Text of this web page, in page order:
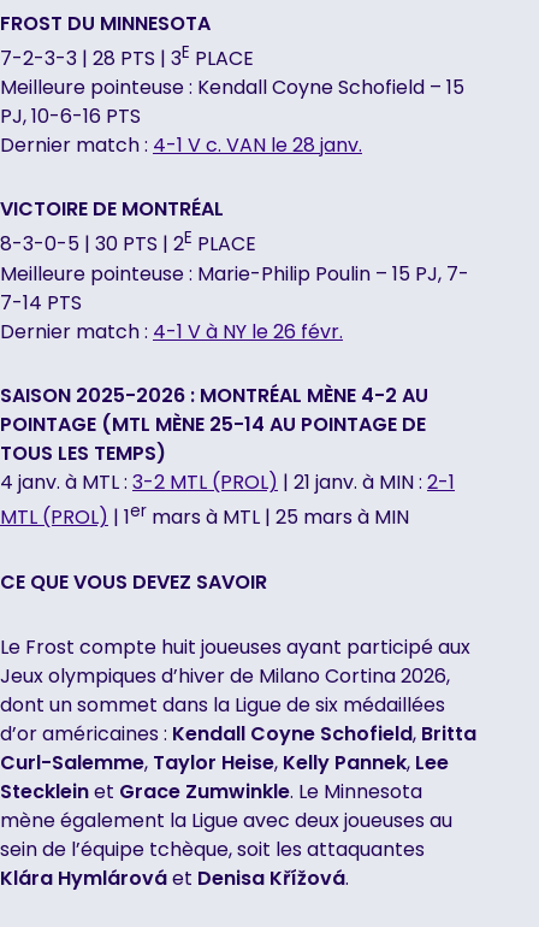
FROST DU MINNESOTA
7-2-3-3 | 28 PTS | 3E PLACE
Meilleure pointeuse : Kendall Coyne Schofield – 15
PJ, 10-6-16 PTS
Dernier match : 4-1 V c. VAN le 28 janv.
VICTOIRE DE MONTRÉAL
8-3-0-5 | 30 PTS | 2E PLACE
Meilleure pointeuse : Marie-Philip Poulin – 15 PJ, 7-
7-14 PTS
Dernier match : 4-1 V à NY le 26 févr.
SAISON 2025-2026 : MONTRÉAL MÈNE 4-2 AU
POINTAGE (MTL MÈNE 25-14 AU POINTAGE DE
TOUS LES TEMPS)
4 janv. à MTL : 3-2 MTL (PROL) | 21 janv. à MIN : 2-1
MTL (PROL) | 1er mars à MTL | 25 mars à MIN
CE QUE VOUS DEVEZ SAVOIR
Le Frost compte huit joueuses ayant participé aux
Jeux olympiques d’hiver de Milano Cortina 2026,
dont un sommet dans la Ligue de six médaillées
d’or américaines : Kendall Coyne Schofield, Britta
Curl-Salemme, Taylor Heise, Kelly Pannek, Lee
Steckleinet Grace Zumwinkle. Le Minnesota
mène également la Ligue avec deux joueuses au
sein de l’équipe tchèque, soit les attaquantes
Klára Hymlárováet Denisa Křížová.